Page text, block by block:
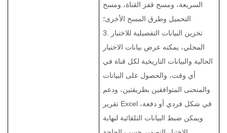
السريعة، ومسح قفز القناة، ومسح
التحميل وطرق المسح الأخرى؛
3. تخزين البيانات التفصيلية للاختبار
المحلي، يمكنه عرض بيانات الاختبار
الحالية والبيانات التاريخية لكل قناة في
أي وقت، والحصول على البيانات
والمنحنى المتوافقين بطريقتين، ودعم
تقرير Excel في شكل فردي أو دفعة،
ويمكن ضبط البيانات التلقائية لنهاية